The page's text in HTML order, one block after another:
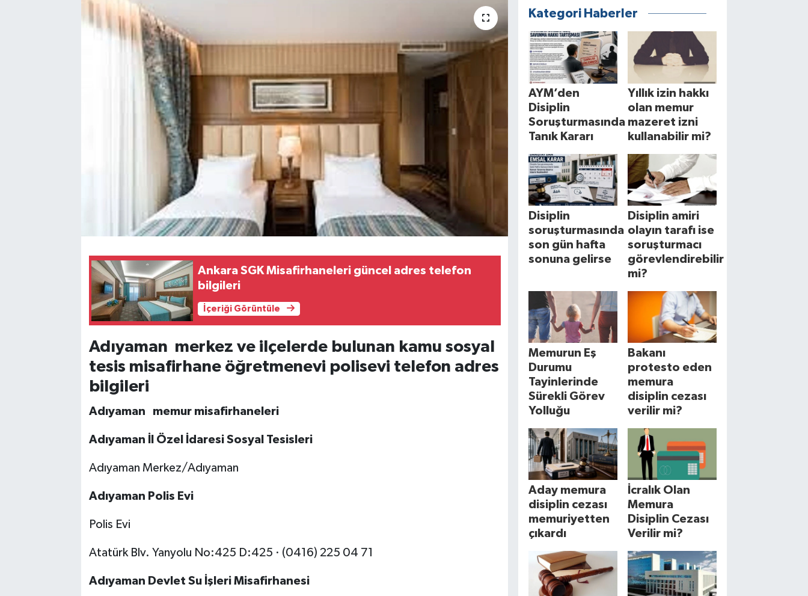
Ankara SGK Misafirhaneleri güncel adres telefon
bilgileri
İçeriği Görüntüle
Adıyaman merkez ve ilçelerde bulunan kamu sosyal
tesis misafirhane öğretmenevi polisevi telefon adres
bilgileri
Adıyaman memur misafirhaneleri
Adıyaman İl Özel İdaresi Sosyal Tesisleri
Adıyaman Merkez/Adıyaman
Adıyaman Polis Evi
Polis Evi
Atatürk Blv. Yanyolu No:425 D:425 · (0416) 225 04 71
Adıyaman Devlet Su İşleri Misafirhanesi
Kategori Haberler
AYM’den
Disiplin
Soruşturmasında
Tanık Kararı
Yıllık izin hakkı
olan memur
mazeret izni
kullanabilir mi?
Disiplin
soruşturmasında
son gün hafta
sonuna gelirse
Disiplin amiri
olayın tarafı ise
soruşturmacı
görevlendirebilir
mi?
Memurun Eş
Durumu
Tayinlerinde
Sürekli Görev
Yolluğu
Bakanı
protesto eden
memura
disiplin cezası
verilir mi?
Aday memura
disiplin cezası
memuriyetten
çıkardı
İcralık Olan
Memura
Disiplin Cezası
Verilir mi?